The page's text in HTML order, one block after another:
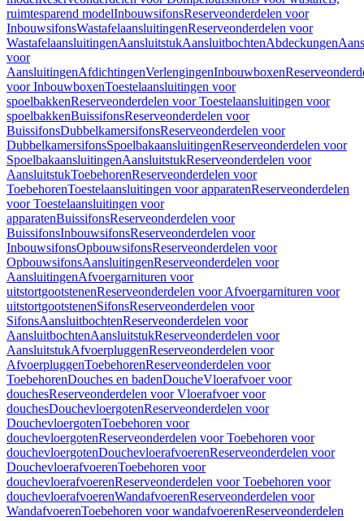
ruimtesparend modelInbouwsifonsReserveonderdelen voor
InbouwsifonsWastafelaansluitingenReserveonderdelen voor
WastafelaansluitingenAansluitstukAansluitbochtenAbdeckungen
voor
AansluitingenAfdichtingenVerlengingenInbouwboxen
voor InbouwboxenToestelaansluitingen voor
spoelbakkenReserveonderdelen voor Toestelaansluitingen voor
spoelbakkenBuissifonsReserveonderdelen voor
BuissifonsDubbelkamersifonsReserveonderdelen voor
DubbelkamersifonsSpoelbakaansluitingenReserveonderdelen voor
SpoelbakaansluitingenAansluitstukReserveonderdelen voor
AansluitstukToebehorenReserveonderdelen voor
ToebehorenToestelaansluitingen voor apparatenReserveonderdelen
voor Toestelaansluitingen voor
apparatenBuissifonsReserveonderdelen voor
BuissifonsInbouwsifonsReserveonderdelen voor
InbouwsifonsOpbouwsifonsReserveonderdelen voor
OpbouwsifonsAansluitingenReserveonderdelen voor
AansluitingenAfvoergarnituren voor
uitstortgootstenenReserveonderdelen voor Afvoergarnituren voor
uitstortgootstenenSifonsReserveonderdelen voor
SifonsAansluitbochtenReserveonderdelen voor
AansluitbochtenAansluitstukReserveonderdelen voor
AansluitstukAfvoerpluggenReserveonderdelen voor
AfvoerpluggenToebehorenReserveonderdelen voor
ToebehorenDouches en badenDoucheVloerafvoer voor
douchesReserveonderdelen voor Vloerafvoer voor
douchesDouchevloergotenReserveonderdelen voor
DouchevloergotenToebehoren voor
douchevloergotenReserveonderdelen voor Toebehoren voor
douchevloergotenDouchevloerafvoerenReserveonderdelen voor
DouchevloerafvoerenToebehoren voor
douchevloerafvoerenReserveonderdelen voor Toebehoren voor
douchevloerafvoerenWandafvoerenReserveonderdelen voor
WandafvoerenToebehoren voor wandafvoerenReserveonderdelen